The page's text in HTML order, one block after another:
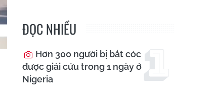
ĐỌC NHIỀU
Hơn 300 người bị bắt cóc
được giải cứu trong 1 ngày ở
Nigeria